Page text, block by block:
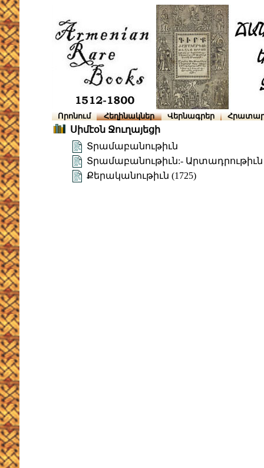
Որոնում Հեղինակներ Վերնագրեր
Սիմէօն Ջուղայեցի
Տրամաբանութիւն
Տրամաբանութիւն:-
Քերականութիւն (1725)